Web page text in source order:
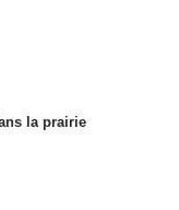
la prairie